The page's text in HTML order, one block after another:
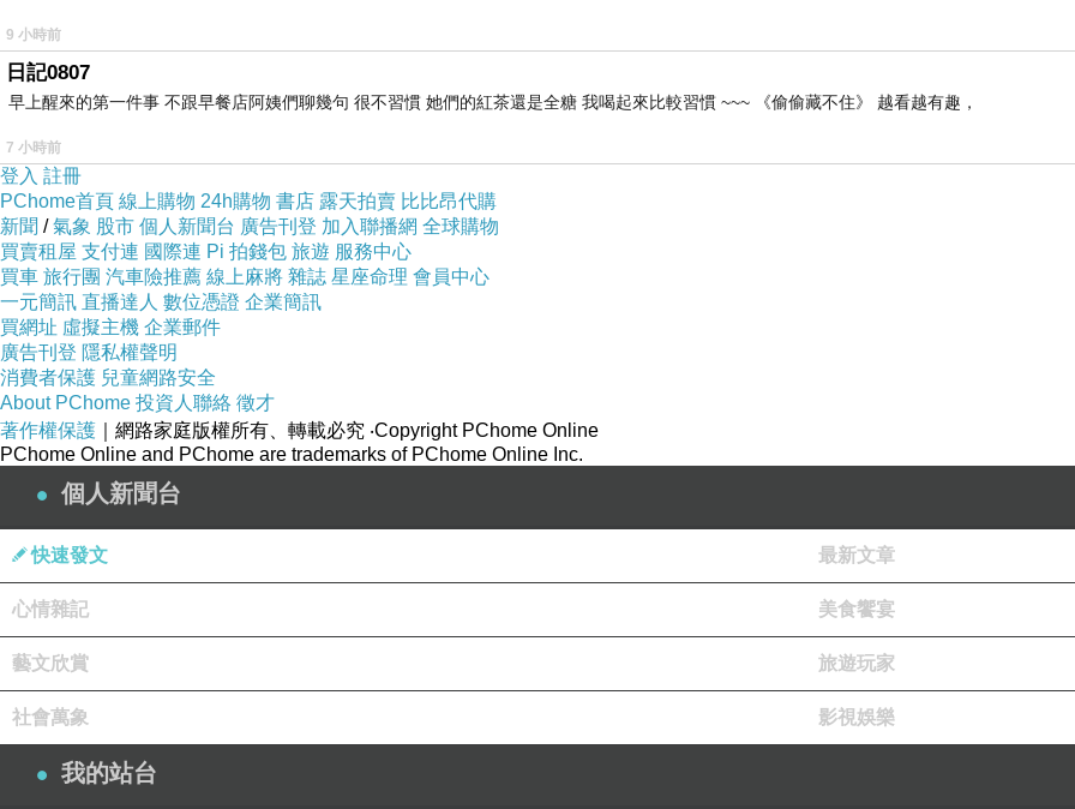
日南驛設立於1922年10月，售票站房也是至今沒有變更，已經有百年的歷史了，也是海線鐵路五座木造
是「牛眼窗」的圓形窗戶，讓車站看起來更為雅致，售票站房還留有傳統的木製柵欄剪票口，雖然已經
9 小時前
日記0807
早上醒來的第一件事 不跟早餐店阿姨們聊幾句 很不習慣 她們的紅茶還是全糖 我喝起來比較習慣 ~~~ 《偷偷藏不住》 越看越有趣，
7 小時前
登入 註冊
PChome首頁 線上購物 24h購物 書店 露天拍賣 比比昂代購
新聞 /氣象 股市 個人新聞台 廣告刊登 加入聯播網 全球購物
買賣租屋 支付連 國際連 Pi 拍錢包 旅遊 服務中心
買車 旅行團 汽車險推薦 線上麻將 雜誌 星座命理 會員中心
一元簡訊 直播達人 數位憑證 企業簡訊
買網址 虛擬主機 企業郵件
廣告刊登 隱私權聲明
消費者保護 兒童網路安全
About PChome 投資人聯絡 徵才
著作權保護 ｜網路家庭版權所有、轉載必究 ‧Copyright PChome Online
PChome Online and PChome are trademarks of PChome Online Inc.
個人新聞台
快速發文 最新文章
心情雜記 美食饗宴
藝文欣賞 旅遊玩家
社會萬象 影視娛樂
我的站台